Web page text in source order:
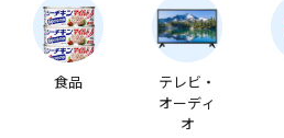
食品
テレビ・
オーディ
オ